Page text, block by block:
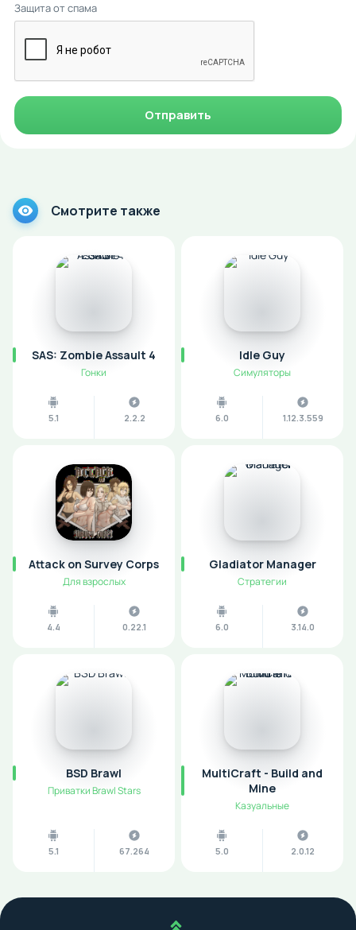
Защита от спама
Отправить
Смотрите также
SAS: Zombie Assault 4
Гонки
5.1 2.2.2
Idle Guy
Симуляторы
6.0 1.12.3.559
Attack on Survey Corps
Для взрослых
4.4 0.22.1
Gladiator Manager
Стратегии
6.0 3.14.0
BSD Brawl
Приватки Brawl Stars
5.1 67.264
MultiCraft - Build and
Mine
Казуальные
5.0 2.0.12